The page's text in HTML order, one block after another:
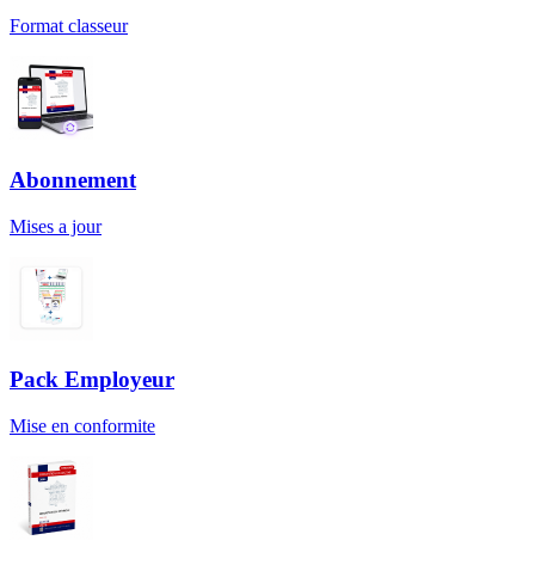
Format classeur
Abonnement
Mises a jour
Pack Employeur
Mise en conformite